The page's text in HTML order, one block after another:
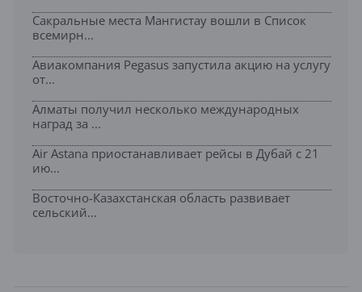
Сакральные места Мангистау вошли в Список
всемирн...
Авиакомпания Pegasus запустила акцию на услугу
от...
Алматы получил несколько международных
наград за ...
Air Astana приостанавливает рейсы в Дубай с 21
ию...
Восточно-Казахстанская область развивает
сельский...